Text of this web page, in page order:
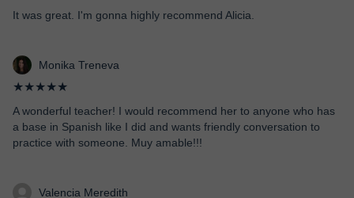
It was great. I'm gonna highly recommend Alicia.
Monika Treneva
★★★★★
A wonderful teacher! I would recommend her to anyone who has
a base in Spanish like I did and wants friendly conversation to
practice with someone. Muy amable!!!
Valencia Meredith